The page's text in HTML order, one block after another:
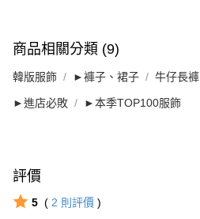
商品相關分類 (9)
韓版服飾 ►褲子、裙子 牛仔長褲
►進店必敗 ►本季TOP100服飾
評價
5 ( 2 則評價 )